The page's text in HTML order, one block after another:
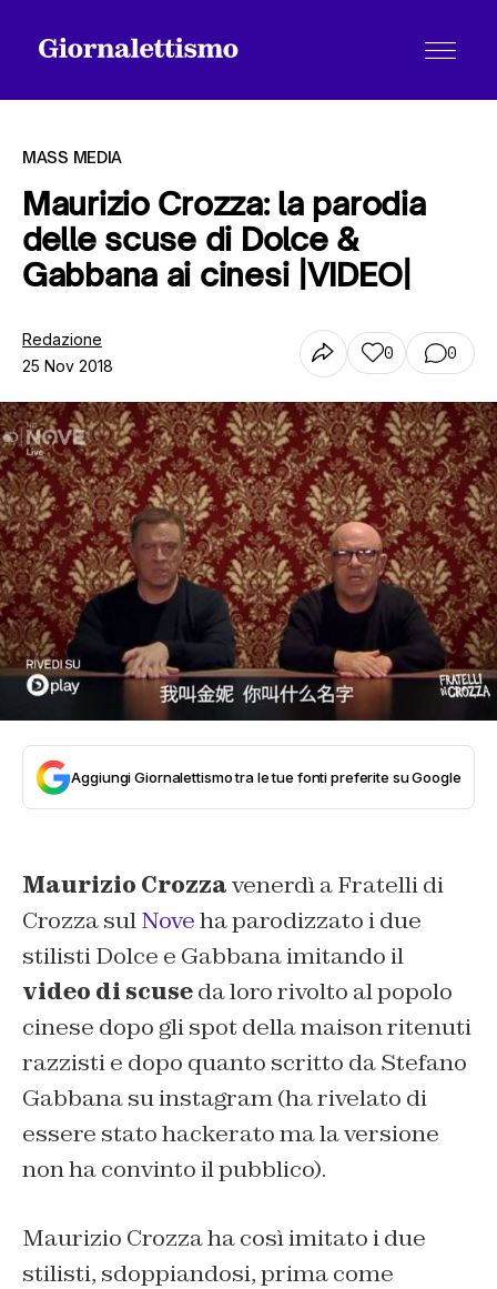
Tutti gli articoli
Chi siamo
Contatti
MASS MEDIA
Maurizio Crozza: la parodia
delle scuse di Dolce &
Gabbana ai cinesi |VIDEO|
Redazione
25 Nov 2018
0 0
Aggiungi Giornalettismo tra le tue fonti preferite su Google
Maurizio Crozzavenerdì a Fratelli di
Crozza sulNoveha parodizzato i due
stilisti Dolce e Gabbana imitando il
video di scuseda loro rivolto al popolo
cinese dopo gli spot della maison ritenuti
razzisti e dopo quanto scritto da Stefano
Gabbana su instagram (ha rivelato di
essere stato hackerato ma la versione
non ha convinto il pubblico).
Maurizio Crozza ha così imitato i due
stilisti, sdoppiandosi, prima come